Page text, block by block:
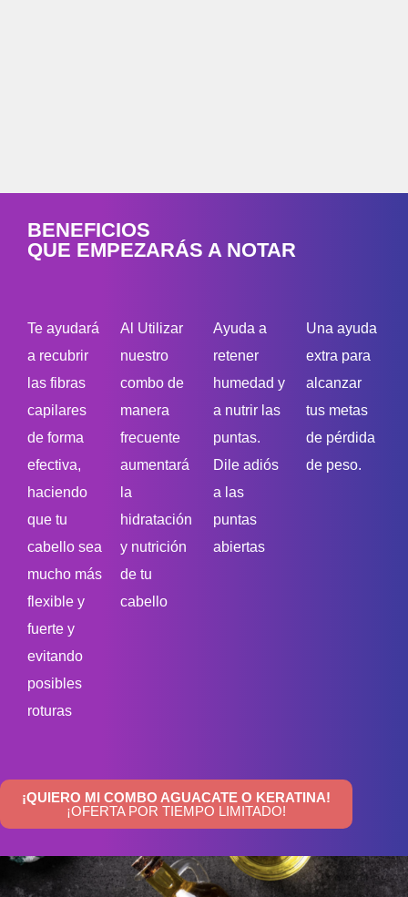
BENEFICIOS
QUE EMPEZARÁS A NOTAR
Te ayudará
a recubrir
las fibras
capilares
de forma
efectiva,
haciendo
que tu
cabello sea
mucho más
flexible y
fuerte y
evitando
posibles
roturas
Al Utilizar
nuestro
combo de
manera
frecuente
aumentará
la
hidratación
y nutrición
de tu
cabello
Ayuda a
retener
humedad y
a nutrir las
puntas.
Dile adiós
a las
puntas
abiertas
Una ayuda
extra para
alcanzar
tus metas
de pérdida
de peso.
¡QUIERO MI COMBO AGUACATE O KERATINA!
¡OFERTA POR TIEMPO LIMITADO!